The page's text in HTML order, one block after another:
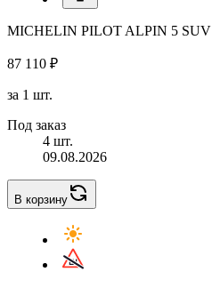
MICHELIN PILOT ALPIN 5 SUV
87 110 ₽
за 1 шт.
Под заказ
4 шт.
09.08.2026
В корзину